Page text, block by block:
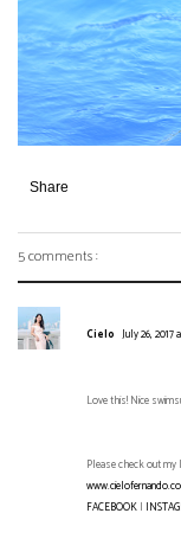
Share
5 comments :
Cielo July 26, 2017
Love this! Nice
Please check out
FACEBOOK |